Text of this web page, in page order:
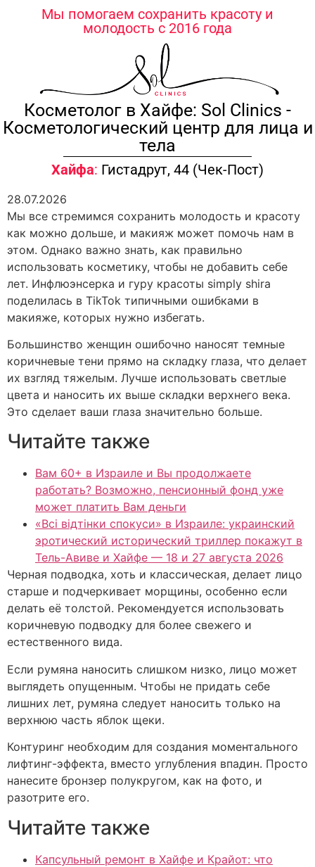
содержимомуМы помогаем сохранить красоту и
молодость с 2016 года
Косметолог в Хайфе: Sol Clinics -
Косметологический центр для лица и
тела
Хайфа: Гистадрут, 44 (Чек-Пост)
28.07.2026
Мы все стремимся сохранить молодость и красоту
как можно дольше, и макияж может помочь нам в
этом. Однако важно знать, как правильно
использовать косметику, чтобы не добавить себе
лет. Инфлюэнсерка и гуру красоты simply shira
поделилась в TikTok типичными ошибками в
макияже, которых нужно избегать.
Большинство женщин ошибочно наносят темные
коричневые тени прямо на складку глаза, что делает
их взгляд тяжелым. Лучше использовать светлые
цвета и наносить их выше складки верхнего века.
Это сделает ваши глаза значительно больше.
Читайте также
Вам 60+ в Израиле и Вы продолжаете
работать? Возможно, пенсионный фонд уже
может платить Вам деньги
«Всі відтінки спокуси» в Израиле: украинский
эротический исторический триллер покажут в
Тель-Авиве и Хайфе — 18 и 27 августа 2026
Черная подводка, хоть и классическая, делает лицо
старше и подчеркивает морщины, особенно если
делать её толстой. Рекомендуется использовать
коричневую подводку для более свежего и
естественного вида.
Если румяна наносить слишком низко, лицо может
выглядеть опущенным. Чтобы не придать себе
лишних лет, румяна следует наносить только на
верхнюю часть яблок щеки.
Контуринг необходим для создания моментального
лифтинг-эффекта, вместо углубления впадин. Просто
нанесите бронзер полукругом, как на фото, и
разотрите его.
Читайте также
Капсульный ремонт в Хайфе и Крайот: что